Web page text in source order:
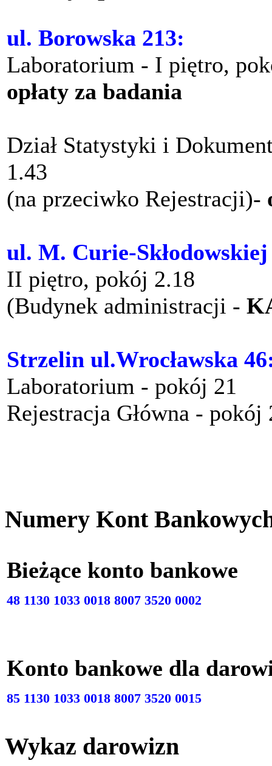
ul. Borowska 213:
Laboratorium - I piętro,
opłaty za badania
Dział Statystyki i
1.43
(na przeciwko Rejestracji)-
ul. M. Curie-Skłodowskiej
II piętro, pokój 2.18
(Budynek administracji -
Strzelin ul.Wrocławska
Laboratorium - pokój 21
Rejestracja Główna -
Numery Kont
Bieżące konto
48 1130 1033 0018 8007 3520 0002
Konto bankowe dla
85 1130 1033 0018 8007 3520 0015
Wykaz darowizn